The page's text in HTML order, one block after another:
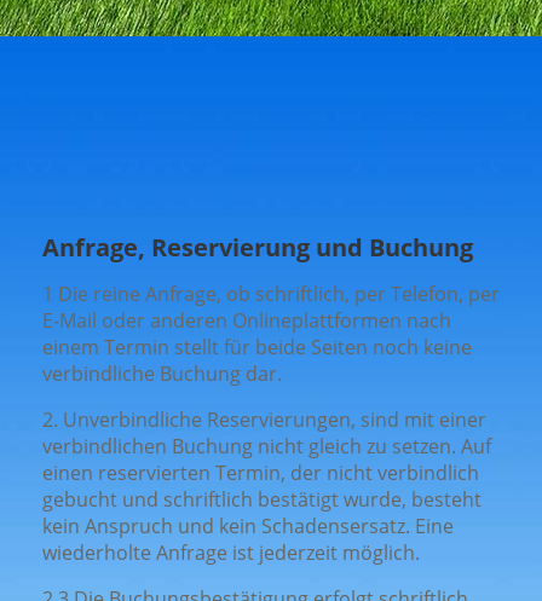
Anfrage, Reservierung und Buchung
1 Die reine Anfrage, ob schriftlich, per Telefon, per
E-Mail oder anderen Onlineplattformen nach
einem Termin stellt für beide Seiten noch keine
verbindliche Buchung dar.
2. Unverbindliche Reservierungen, sind mit einer
verbindlichen Buchung nicht gleich zu setzen. Auf
einen reservierten Termin, der nicht verbindlich
gebucht und schriftlich bestätigt wurde, besteht
kein Anspruch und kein Schadensersatz. Eine
wiederholte Anfrage ist jederzeit möglich.